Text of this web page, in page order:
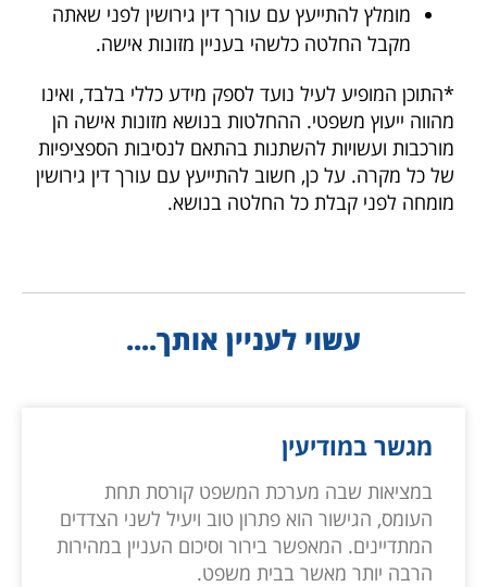
מומלץ להתייעץ עם עורך דין גירושין לפני שאתה
מקבל החלטה כלשהי בעניין מזונות אישה.
*התוכן המופיע לעיל נועד לספק מידע כללי בלבד, ואינו
מהווה ייעוץ משפטי. ההחלטות בנושא מזונות אישה הן
מורכבות ועשויות להשתנות בהתאם לנסיבות הספציפיות
של כל מקרה. על כן, חשוב להתייעץ עם עורך דין גירושין
מומחה לפני קבלת כל החלטה בנושא.
עשוי לעניין אותך....
מגשר במודיעין
במציאות שבה מערכת המשפט קורסת תחת
העומס, הגישור הוא פתרון טוב ויעיל לשני הצדדים
המתדיינים. המאפשר בירור וסיכום העניין במהירות
הרבה יותר מאשר בבית משפט.